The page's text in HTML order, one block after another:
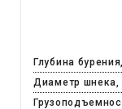
Глубина
Диаметр